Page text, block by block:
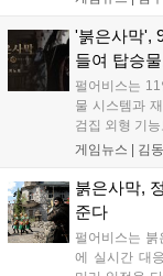
텐츠 확장과
통해 2~3년
획이다....
'붉은사막',
들여 탑승
펄어비스는
물 시스템과
검집 외형 기
에 진행됐으며
표를 기록하며
게임뉴스 | 김
붉은사막,
준다
펄어비스는
에 실시간 대